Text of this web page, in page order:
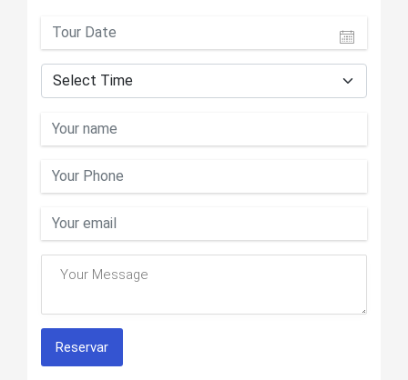
Reservar